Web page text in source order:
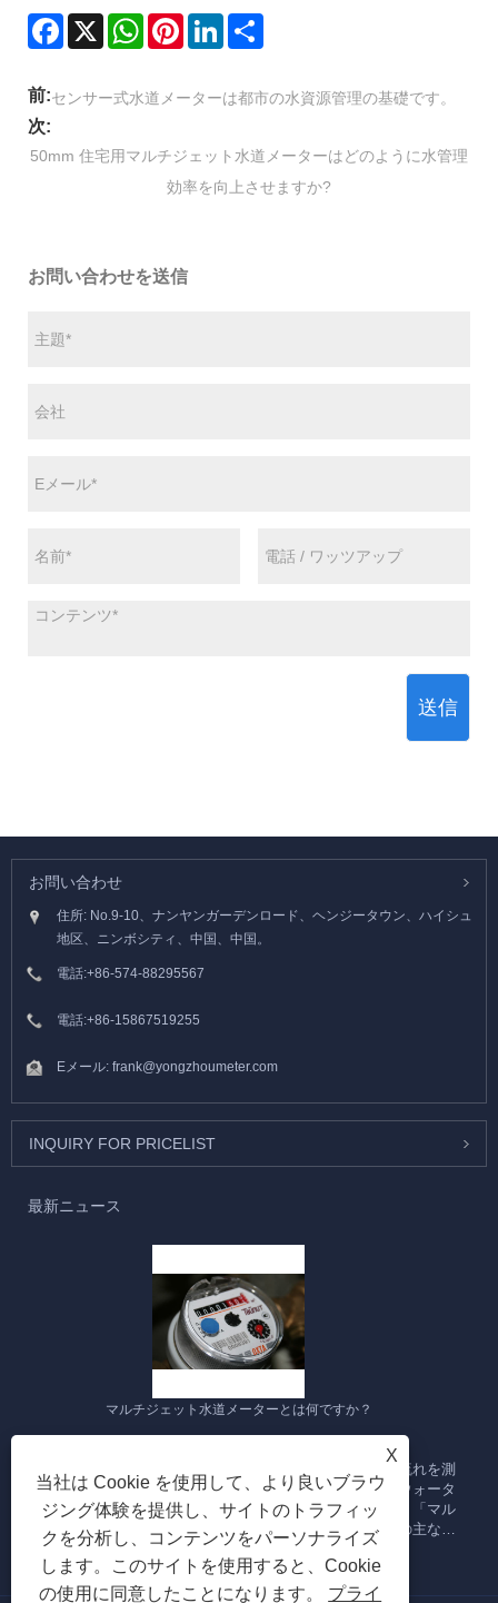
Facebook
X WhatsAppPinterestLinkedIn
前:センサー式水道メーターは都市の水資源管理の基礎です。
次:
50mm 住宅用マルチジェット水道メーターはどのように水管理
効率を向上させますか?
お問い合わせを送信
送信
お問い合わせ
住所: No.9-10、ナンヤンガーデンロード、ヘンジータウン、ハイシュ
地区、ニンボシティ、中国、中国。
電話:+86-574-88295567
電話:+86-15867519255
Eメール: frank@yongzhoumeter.com
INQUIRY FOR PRICELIST
最新ニュース
マルチジェット水道メーターとは何ですか？
マルチジェット水道メーターは、パイプラインを通る水の流れを測
定するように設計された水道メーターの一種です。複数のウォータ
ージェットまたは水流を使用して水の流量を測定するため、「マル
チジェット」と呼ばれます。マルチジェット水道メーターの主な機
能と特徴をいくつか示します。
X
当社は Cookie を使用して、より良いブラウ
ジング体験を提供し、サイトのトラフィッ
クを分析し、コンテンツをパーソナライズ
します。このサイトを使用すると、Cookie
の使用に同意したことになります。 プライ